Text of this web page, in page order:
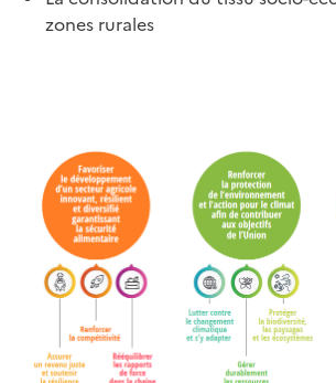
zones rurales